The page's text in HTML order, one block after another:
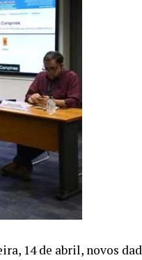
14 de abril, novos